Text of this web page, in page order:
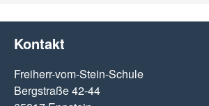
Kontakt
Freiherr-vom-Stein-Schule
Bergstraße 42-44